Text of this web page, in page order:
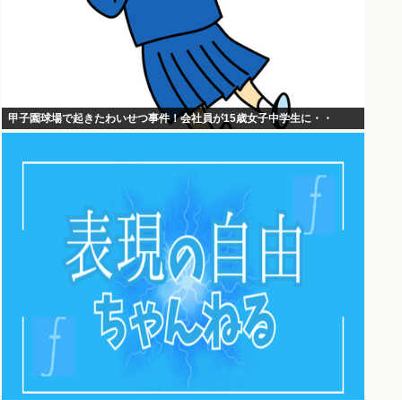
甲子園球場で起きたわいせつ事件！会社員が15歳女子中学生に・・